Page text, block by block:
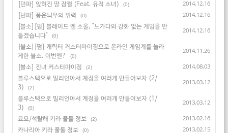
[던파] 잊혀진 땅 잠쩔 (Feat. 유적 소녀) (0) 2014.12.16
[던파] 풍운뇌우의 위력 (0) 2014.12.16
[블소][펌] 블레이드 엔 소울, "노가다와 강화 없는 게임을 만
들겠습니다"
(0)
2014.12.16
[블소][펌] 캐릭터 커스터마이징으로 온라인 게임계를 놀라
게한 블소. 이번엔?
(0)
2014.11.26
[블소] 진녀 커스터마이징 (2) 2014.08.03
블루스택으로 밀리언아서 계정을 여러개 만들어보자 (2/
3)
(2)
2013.03.12
블루스택으로 밀리언아서 계정을 여러개 만들어보자 (1/
3)
(0)
2013.03.12
묘묘/석탈해 키라 풀돌 정보 (2) 2013.02.16
카나리아 키라 풀돌 정보 (0) 2013.02.15